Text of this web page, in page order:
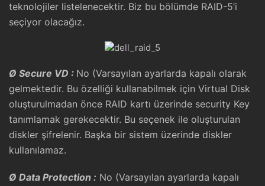
teknolojiler listelenecektir. Biz bu bölümde RAID-5’i
seçiyor olacağız.
Ø Secure VD : No (Varsayılan ayarlarda kapalı olarak
gelmektedir. Bu özelliği kullanabilmek için Virtual Disk
oluşturulmadan önce RAID kartı üzerinde security Key
tanımlamak gerekecektir. Bu seçenek ile oluşturulan
diskler şifrelenir. Başka bir sistem üzerinde diskler
kullanılamaz.
Ø Data Protection : No (Varsayılan ayarlarda kapalı